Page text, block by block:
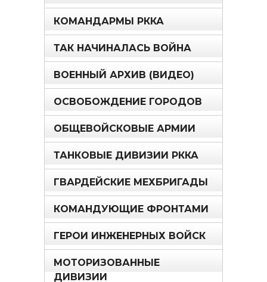
КОМАНДАРМЫ РККА
ТАК НАЧИНАЛАСЬ ВОЙНА
ВОЕННЫЙ АРХИВ (ВИДЕО)
ОСВОБОЖДЕНИЕ ГОРОДОВ
ОБЩЕВОЙСКОВЫЕ АРМИИ
ТАНКОВЫЕ ДИВИЗИИ РККА
ГВАРДЕЙСКИЕ МЕХБРИГАДЫ
КОМАНДУЮЩИЕ ФРОНТАМИ
ГЕРОИ ИНЖЕНЕРНЫХ ВОЙСК
МОТОРИЗОВАННЫЕ
ДИВИЗИИ